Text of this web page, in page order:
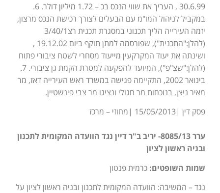
30.6.99 , העריך את שווי הנכס בכ – 1.72 מיליון דולר. 6.
במקביל לניהול המו"מ עם הבעלים לצורך רכישת הנכס מרצון,
יזמה העירייה הליך תכנוני במסגרת תכנית רצ3/40/1
(להלן:"התכנית"), שפורסמה למתן תוקף ביום 19.12.02 ,
ושינתה את יעוד המקרקעין מייעוד מסחרי לשטח ציבורי פתוח
(להלן:"שצ"פ"), המיועד להפקעה למטרת הקמת גן ציבורי. 7.
בינואר 2002, התקיימה פגישה במשרד ראש העירייה דאז, מר
מאיר ניצן, בנוכחות מר חגולי ונציגו מר צבי פינשטיין.
פסק דין |15/05/2013 |מחוזי – מרכז
ערר 8085/13- יריב ב"ר דיין נגד הוועדה המקומית לתכנון
ובניה ראשון לציון
שמות השופטים: כרמית פנטון
נגד – המשיבה: הוועדה המקומית לתכנון ובניה ראשון לציון על